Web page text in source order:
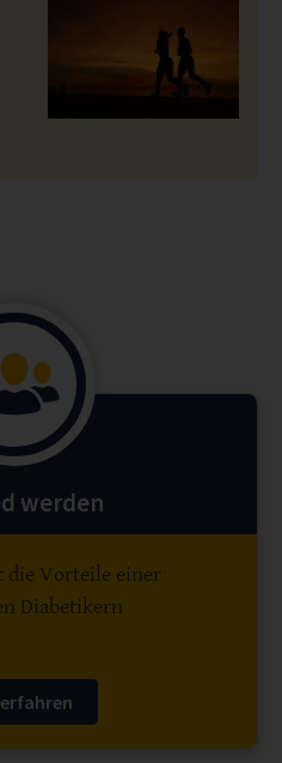
werden
die Vorteile einer
Diabetikern